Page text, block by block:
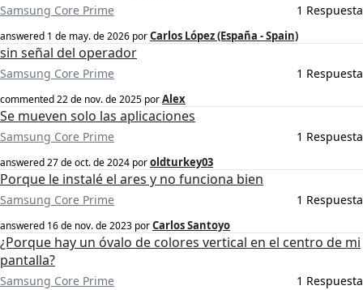
Samsung Core Prime 1 Respuesta
answered 1 de may. de 2026 porCarlos López (España - Spain)
sin señal del operador
Samsung Core Prime 1 Respuesta
commented22 de nov. de 2025 porAlex
Se mueven solo las aplicaciones
Samsung Core Prime 1 Respuesta
answered27 de oct. de 2024 poroldturkey03
Porque le instalé el ares y no funciona bien
Samsung Core Prime 1 Respuesta
answered 16 de nov. de 2023 porCarlos Santoyo
¿Porque hay un óvalo de colores vertical en el centro de mi
pantalla?
Samsung Core Prime 1 Respuesta